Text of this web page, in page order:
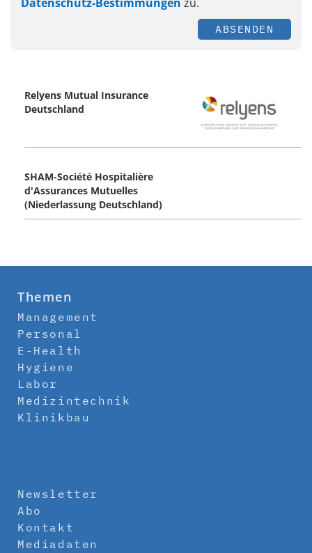
ABSENDEN
Relyens Mutual Insurance
Deutschland
SHAM-Société Hospitalière
d'Assurances Mutuelles
(Niederlassung Deutschland)
Themen
Management
Personal
E-Health
Hygiene
Labor
Medizintechnik
Klinikbau
Newsletter
Abo
Kontakt
Mediadaten